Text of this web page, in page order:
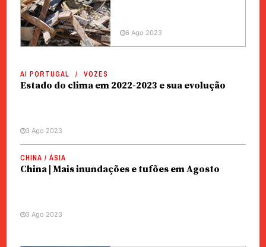
6 Ago 2023
AI PORTUGAL VOZES
Estado do clima em 2022-2023 e sua evolução
3 Ago 2023
CHINA / ÁSIA
China | Mais inundações e tufões em Agosto
3 Ago 2023